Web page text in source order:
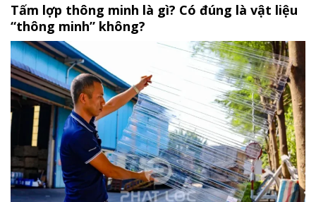
Tấm lợp thông minh là gì? Có đúng là vật liệu
“thông minh” không?